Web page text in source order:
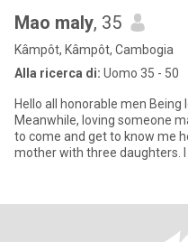
Mao maly, 35
Kâmpôt, Kâmpôt, Cambogia
Alla ricerca di: Uomo 35 - 50
Hello all honorable men Being
Meanwhile, loving someone
to come and get to know me
mother with three daughters.